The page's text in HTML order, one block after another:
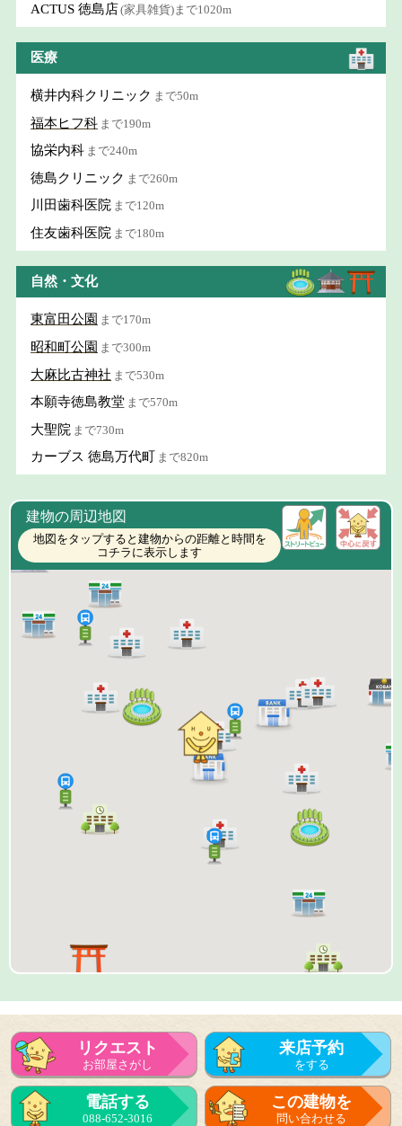
ACTUS 徳島店(家具雑貨)まで1020m
医療
横井内科クリニック まで50m
福本ヒフ科 まで190m
協栄内科 まで240m
徳島クリニック まで260m
川田歯科医院 まで120m
住友歯科医院 まで180m
自然・文化
東富田公園 まで170m
昭和町公園 まで300m
大麻比古神社 まで530m
本願寺徳島教堂 まで570m
大聖院 まで730m
カーブス 徳島万代町 まで820m
建物の周辺地図
地図をタップすると建物からの距離と時間を
コチラに表示します
リクエスト
お部屋さがし
来店予約
をする
来店予約
をする
電話する
088-652-3016
この建物を
問い合わせる